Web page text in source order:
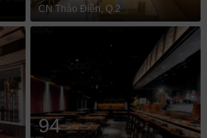
CN Thảo Điền, Q.2
94